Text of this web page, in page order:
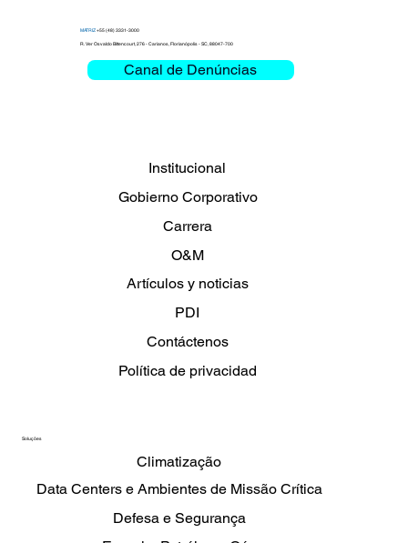
MATRIZ+55 (48) 3331-3000
R. Ver Osvaldo Bittencourt, 276 - Carianos, Florianópolis - SC, 88047-700
Canal de Denúncias
Soluções
Data Centers e Ambientes de Missão Crítica
Defesa e Segurança
Climatização
Institucional
Gobierno Corporativo
Carrera
O&M
Artículos y noticias
PDI
Contáctenos
Política de privacidad